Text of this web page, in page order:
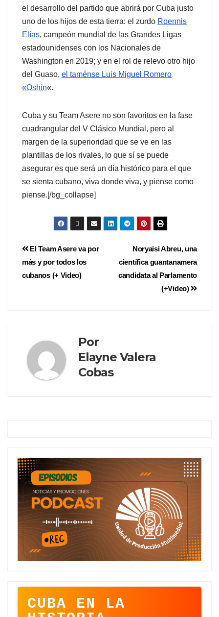
el desarrollo del partido que abrirá por Cuba justo
uno de los hijos de esta tierra: el zurdo Roennis
Elías, campeón mundial de las Grandes Ligas
estadounidenses con los Nacionales de
Washington en 2019; y en el rol de relevo otro hijo
del Guaso, el taménse Luis Miguel Romero
«Oshín«.
Cuba y su Team Asere no son favoritos en la fase
cuadrangular del V Clásico Mundial, pero al
margen de la superioridad que se ve en las
plantillas de los rivales, lo que sí se puede
asegurar es que será un día histórico para el que
se sienta cubano, viva donde viva, y piense como
piense.[/bg_collapse]
Noryaisi Abreu, una
científica guantanamera
candidata al Parlamento
(+Video)
El Team Asere va por
más y por todos los
cubanos (+ Video)
Por
Elayne Valera
Cobas
CUBA EN LA